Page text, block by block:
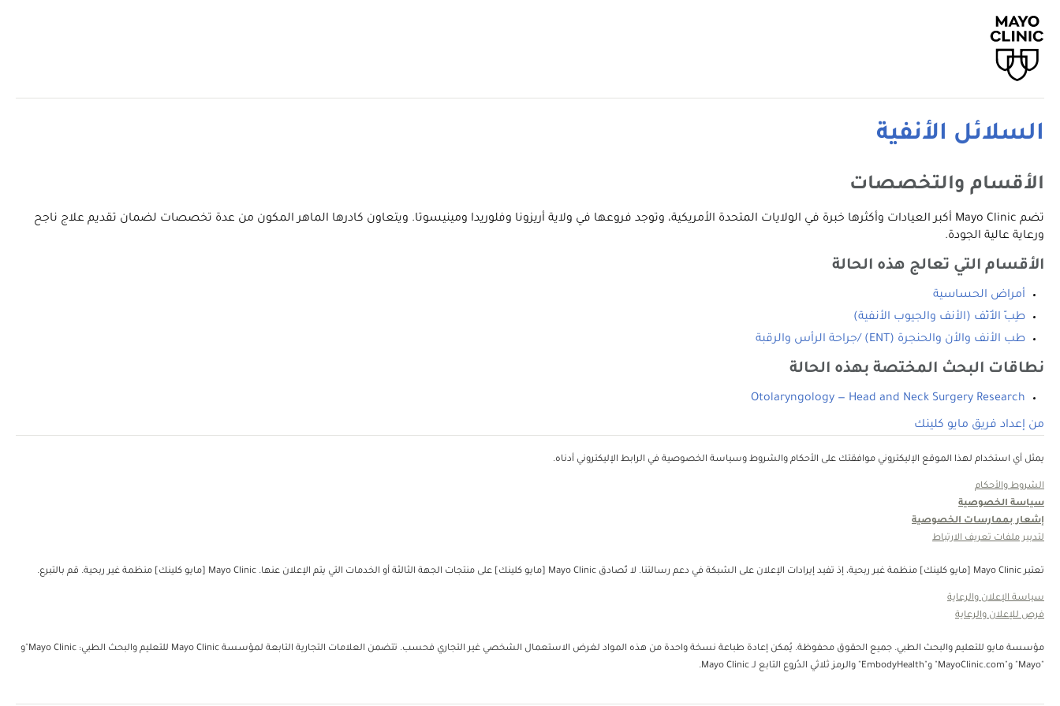
السلائل الأنفية
الأقسام والتخصصات
تضم Mayo Clinic أكبر العيادات وأكثرها خبرة في الولايات المتحدة الأمريكية، وتوجد فروعها في ولاية أريزونا وفلوريدا ومينيسوتا. ويتعاون كادرها الماهر المكون من عدة تخصصات لضمان تقديم علاج ناجح
ورعاية عالية الجودة.
الأقسام التي تعالج هذه الحالة
أمراض الحساسية
طِبّ الأَنْف (الأنف والجيوب الأنفية)
طب الأنف والأن والحنجرة ‎ (ENT)/جراحة الرأس والرقبة
نطاقات البحث المختصة بهذه الحالة
Otolaryngology — Head and Neck Surgery Research
من إعداد فريق مايو كلينك
يمثل أي استخدام لهذا الموقع الإليكتروني موافقتك على الأحكام والشروط وسياسة الخصوصية في الرابط الإليكتروني أدناه.
الشروط والأحكام
سياسة الخصوصية
إشعار بممارسات الخصوصية
لتدبير ملفات تعريف الارتباط
تعتبر Mayo Clinic [مايو كلينك] منظمة غبر ربحية، إذ تفيد إيرادات الإعلان على الشبكة في دعم رسالتنا. لا تُصادق Mayo Clinic [مايو كلينك] على منتجات الجهة الثالثة أو الخدمات التي يتم الإعلان عنها. Mayo Clinic [مايو كلينك] منظمة غير ربحية. قم بالتبرع.
سياسة الإعلان والرعاية
فرص للإعلان والرعاية
مؤسسة مايو للتعليم والبحث الطبي. جميع الحقوق محفوظة. يُمكن إعادة طباعة نسخة واحدة من هذه المواد لغرض الاستعمال الشخصي غير التجاري فحسب. تتضمن العلامات التجارية التابعة لمؤسسة Mayo Clinic للتعليم والبحث الطبي: Mayo Clinic"و
"Mayo" و"MayoClinic.com" و"EmbodyHealth" والرمز ثلاثي الدُروع التابع لـ Mayo Clinic.